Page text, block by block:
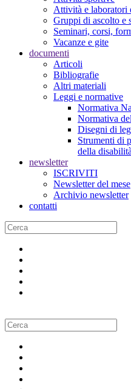
Attività e laboratori
Gruppi di ascolto e
Seminari, corsi,
Vacanze e gite
documenti
Articoli
Bibliografie
Altri materiali
Leggi e normative
Normativa
Normativa
Disegni di
Strumenti di
della
newsletter
ISCRIVITI
Newsletter del mese
Archivio newsletter
contatti